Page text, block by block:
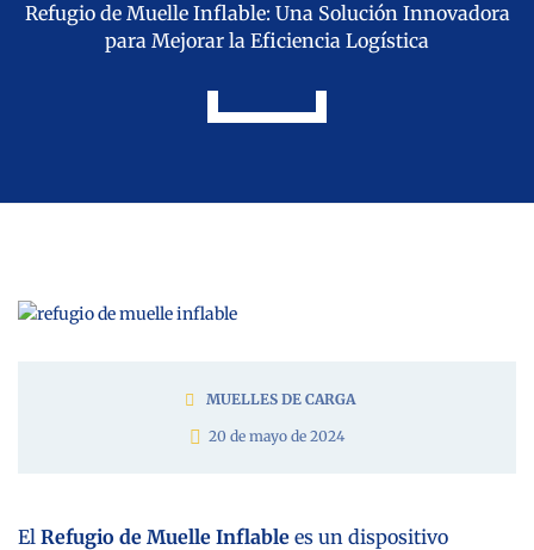
Refugio de Muelle Inflable: Una Solución Innovadora
para Mejorar la Eficiencia Logística
MUELLES DE CARGA
20 de mayo de 2024
El Refugio de Muelle Inflable es un dispositivo